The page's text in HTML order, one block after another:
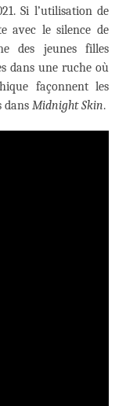
Si l’utilisation de
avec le silence de
des jeunes filles
dans une ruche où
façonnent les
dans Midnight Skin.